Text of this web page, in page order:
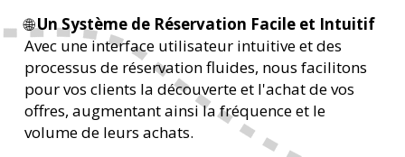
🌐Un Système de Réservation Facile et Intuitif
Avec une interface utilisateur intuitive et des
processus de réservation fluides, nous facilitons
pour vos clients la découverte et l'achat de vos
offres, augmentant ainsi la fréquence et le
volume de leurs achats.